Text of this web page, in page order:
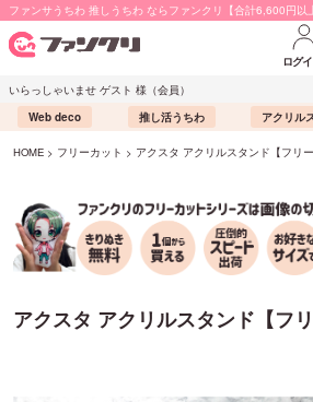
ファンサうちわ 推しうちわ ならファンクリ【合計6,600円以
ログ
いらっしゃいませ ゲスト 様（会員）
Web deco
推し活うちわ アクリル
HOME フリーカット アクスタ アクリルスタンド【フリー
アクスタ アクリルスタンド【フ